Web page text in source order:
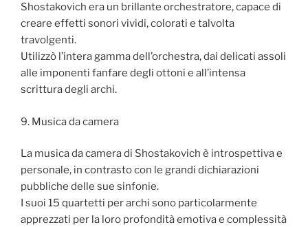
Shostakovich era un brillante orchestratore, capace di
creare effetti sonori vividi, colorati e talvolta
travolgenti.
Utilizzò l’intera gamma dell’orchestra, dai delicati assoli
alle imponenti fanfare degli ottoni e all’intensa
scrittura degli archi.
9. Musica da camera
La musica da camera di Shostakovich è introspettiva e
personale, in contrasto con le grandi dichiarazioni
pubbliche delle sue sinfonie.
I suoi 15 quartetti per archi sono particolarmente
apprezzati per la loro profondità emotiva e complessità